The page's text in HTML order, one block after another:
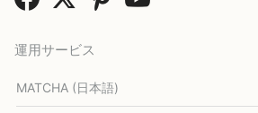
運用サービス
MATCHA (日本語)